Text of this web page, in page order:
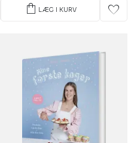
shopping_bag LÆG I KURV favorite